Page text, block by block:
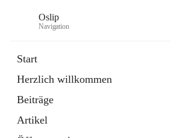
Oslip
Navigation
Start
Herzlich willkommen
Beiträge
Artikel
Externe Webseite
in
Tab
Bundeskanzleramt Österreich
öffnet